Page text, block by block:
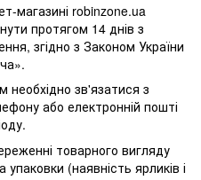
магазині robinzone.ua
протягом 14 днів з
згідно з Законом України
зв'язатися з
або електронній пошті
товарного вигляду
упаковки (наявність ярликів і